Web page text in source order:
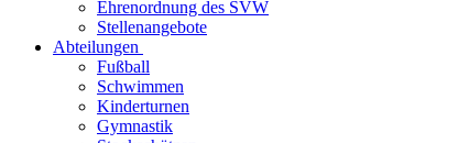
Ehrenordnung des SVW
Stellenangebote
Abteilungen
Fußball
Schwimmen
Kinderturnen
Gymnastik